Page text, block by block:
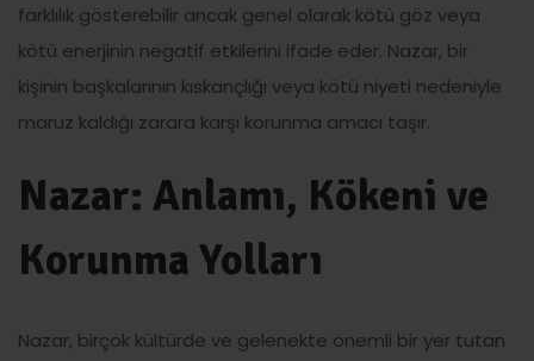
farklılık gösterebilir ancak genel olarak kötü göz veya
kötü enerjinin negatif etkilerini ifade eder. Nazar, bir
kişinin başkalarının kıskançlığı veya kötü niyeti nedeniyle
maruz kaldığı zarara karşı korunma amacı taşır.
Nazar: Anlamı, Kökeni ve
Korunma Yolları
Nazar, birçok kültürde ve gelenekte önemli bir yer tutan